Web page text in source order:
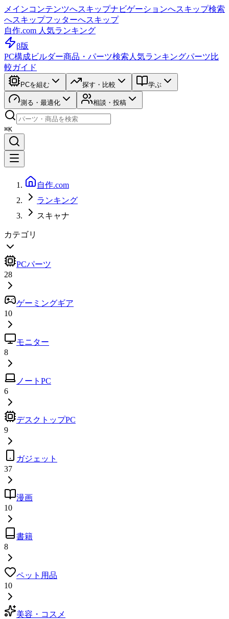
メインコンテンツへスキップナビゲーションへスキップ検索
へスキップフッターへスキップ
自作.com 人気ランキング
β版
PC構成ビルダー商品・パーツ検索 人気ランキングパーツ比
較ガイド
PCを組む 探す・比較 学ぶ
測る・最適化 相談・投稿
⌘K
自作.com
ランキング
スキャナ
カテゴリ
PCパーツ
28
ゲーミングギア
10
モニター
8
ノートPC
6
デスクトップPC
9
ガジェット
37
漫画
10
書籍
8
ペット用品
10
美容・コスメ